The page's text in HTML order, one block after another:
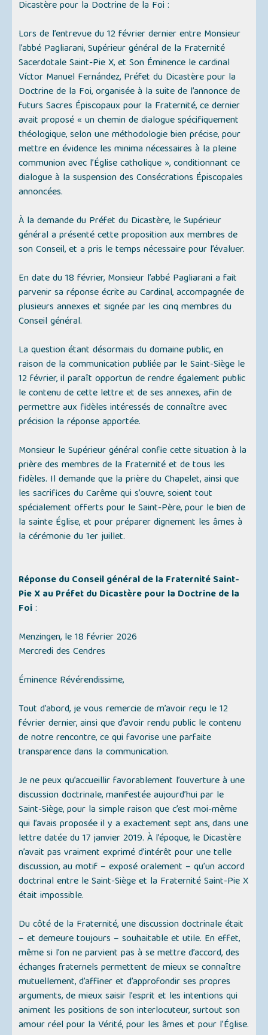
Dicastère pour la Doctrine de la Foi :
Lors de l’entrevue du 12 février dernier entre Monsieur
l’abbé Pagliarani, Supérieur général de la Fraternité
Sacerdotale Saint-Pie X, et Son Éminence le cardinal
Víctor Manuel Fernández, Préfet du Dicastère pour la
Doctrine de la Foi, organisée à la suite de l’annonce de
futurs Sacres Épiscopaux pour la Fraternité, ce dernier
avait proposé« un chemin de dialogue spécifiquement
théologique, selon une méthodologie bien précise, pour
mettre en évidence les minima nécessaires à la pleine
communion avec l’Église catholique », conditionnant ce
dialogue à la suspension des Consécrations Épiscopales
annoncées.
À la demande du Préfet du Dicastère, le Supérieur
général a présenté cette proposition aux membres de
son Conseil, et a pris le temps nécessaire pour l’évaluer.
En date du 18 février, Monsieur l’abbé Pagliarani a fait
parvenir sa réponse écrite au Cardinal, accompagnée de
plusieurs annexes et signée par les cinq membres du
Conseil général.
La question étant désormais du domaine public, en
raison de la communication publiée par le Saint-Siège le
12 février, il paraît opportun de rendre également public
le contenu de cette lettre et de ses annexes, afin de
permettre aux fidèles intéressés de connaître avec
précision la réponse apportée.
Monsieur le Supérieur général confie cette situation à la
prière des membres de la Fraternité et de tous les
fidèles. Il demande que la prière du Chapelet, ainsi que
les sacrifices du Carême qui s’ouvre, soient tout
spécialement offerts pour le Saint-Père, pour le bien de
la sainte Église, et pour préparer dignement les âmes à
la cérémonie du 1er juillet.
Réponse du Conseil général de la Fraternité Saint-
Pie X au Préfet du Dicastère pour la Doctrine de la
Foi:
Menzingen, le 18 février 2026
Mercredi des Cendres
Éminence Révérendissime,
Tout d’abord, je vous remercie de m’avoir reçu le 12
février dernier, ainsi que d’avoir rendu public le contenu
de notre rencontre, ce qui favorise une parfaite
transparence dans la communication.
Je ne peux qu’accueillir favorablement l’ouverture à une
discussion doctrinale, manifestée aujourd’hui par le
Saint-Siège, pour la simple raison que c’est moi-même
qui l’avais proposée il y a exactement sept ans, dans une
lettre datée du 17 janvier 2019. À l’époque, le Dicastère
n’avait pas vraiment exprimé d’intérêt pour une telle
discussion, au motif – exposé oralement – qu’un accord
doctrinal entre le Saint-Siège et la Fraternité Saint-Pie X
était impossible.
Du côté de la Fraternité, une discussion doctrinale était
– et demeure toujours – souhaitable et utile. En effet,
même si l’on ne parvient pas à se mettre d’accord, des
échanges fraternels permettent de mieux se connaître
mutuellement, d’affiner et d’approfondir ses propres
arguments, de mieux saisir l’esprit et les intentions qui
animent les positions de son interlocuteur, surtout son
amour réel pour la Vérité, pour les âmes et pour l’Église.